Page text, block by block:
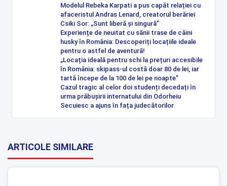
Modelul Rebeka Karpati a pus capăt relației cu
afaceristul Andras Lenard, creatorul berăriei
Csiki Sor: „Sunt liberă și singură”
Experiențe de neuitat cu sănii trase de câini
husky în România: Descoperiți locațiile ideale
pentru o astfel de aventură!
„Locația ideală pentru schi la prețuri accesibile
în România: skipass-ul costă doar 80 de lei, iar
tartă începe de la 100 de lei pe noapte”
Cazul tragic al celor doi studenți decedați în
urma prăbușirii internatului din Odorheiu
Secuiesc a ajuns în fața judecătorilor
ARTICOLE SIMILARE